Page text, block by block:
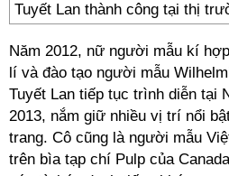
Tuyết Lan thành công tại thị
Năm 2012, nữ người mẫu kí
lí và đào tạo người mẫu
Tuyết Lan tiếp tục trình diễn tại
2013, nắm giữ nhiều vị trí nổi
trang. Cô cũng là người mẫu
trên bìa tạp chí Pulp của